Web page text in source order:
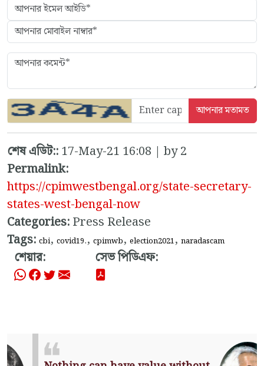
শেষ এডিট::17-May-21 16:08 | by 2
Permalink:
https://cpimwestbengal.org/state-secretary-
states-west-bengal-now
Categories:Press Release
Tags: cbi, covid19., cpimwb, election2021, naradascam
শেয়ার: সেভ পিডিএফ: